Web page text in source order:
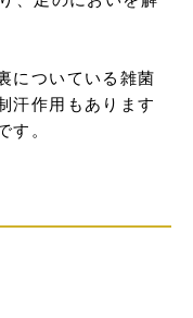
についている雑菌
汗作用もあります
。